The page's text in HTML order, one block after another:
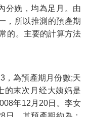
分娩，均為足月。由
，所以推測的預產期
的。主要的計算方法
，為預產期月份數;天
的末次月经大姨妈是
年12月20日。李女